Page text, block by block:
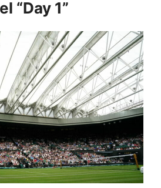
“Day 1”